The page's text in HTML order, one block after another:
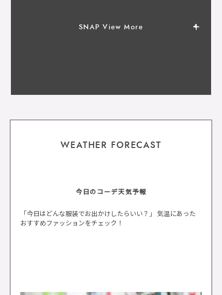
SNAP View More
WEATHER FORECAST
今日のコーデ天気予報
「今日はどんな服装でお出かけしたらいい？」 気温にあった
おすすめファッションをチェック！